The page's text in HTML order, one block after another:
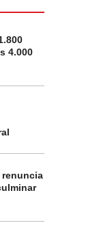
4.000
renuncia